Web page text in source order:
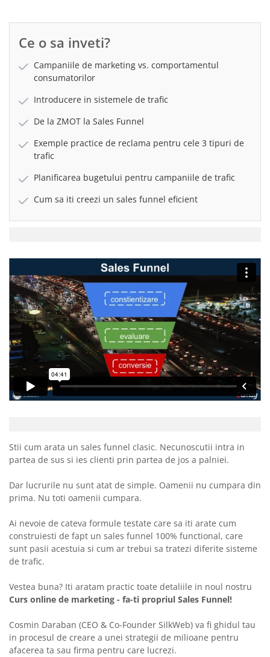
Ce o sa inveti?
Campaniile de marketing vs. comportamentul
consumatorilor
Introducere in sistemele de trafic
De la ZMOT la Sales Funnel
Exemple practice de reclama pentru cele 3 tipuri de
trafic
Planificarea bugetului pentru campaniile de trafic
Cum sa iti creezi un sales funnel eficient
Stii cum arata un sales funnel clasic. Necunoscutii intra in
partea de sus si ies clienti prin partea de jos a palniei.
Dar lucrurile nu sunt atat de simple. Oamenii nu cumpara din
prima. Nu toti oamenii cumpara.
Ai nevoie de cateva formule testate care sa iti arate cum
construiesti de fapt un sales funnel 100% functional, care
sunt pasii acestuia si cum ar trebui sa tratezi diferite sisteme
de trafic.
Vestea buna? Iti aratam practic toate detaliile in noul nostru
Curs online de marketing - fa-ti propriul Sales Funnel!
Cosmin Daraban (CEO & Co-Founder SilkWeb) va fi ghidul tau
in procesul de creare a unei strategii de milioane pentru
afacerea ta sau firma pentru care lucrezi.